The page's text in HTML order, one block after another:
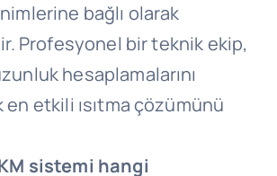
bağlı olarak
Profesyonel bir teknik ekip,
hesaplamalarını
en etkili ısıtma çözümünü
sistemi hangi